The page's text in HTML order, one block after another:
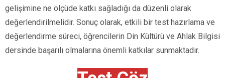
gelişimine ne ölçüde katkı sağladığı da düzenli olarak
değerlendirilmelidir. Sonuç olarak, etkili bir test hazırlama ve
değerlendirme süreci, öğrencilerin Din Kültürü ve Ahlak Bilgisi
dersinde başarılı olmalarına önemli katkılar sunmaktadır.